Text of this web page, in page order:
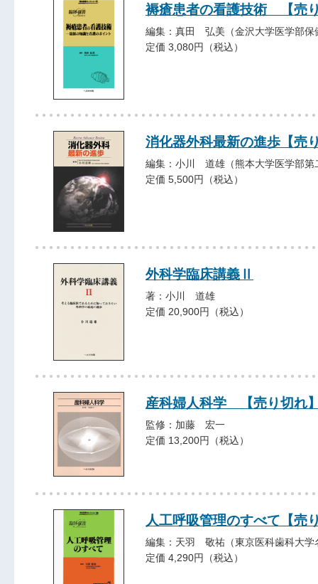
褥瘡患者の看護技術 【売
編集：真田 弘美（金沢大学医学部保
定価 3,080円（税込）
消化器外科最新の進歩【売
編集：小川 道雄（熊本大学医学部第
定価 5,500円（税込）
外科学臨床講義Ⅱ
著：小川 道雄
定価 20,900円（税込）
産科婦人科学 【売り切れ
監修：加藤 宏一
定価 13,200円（税込）
人工呼吸管理のすべて【売
編集：天羽 敬祐（東京医科歯科大学
定価 4,290円（税込）